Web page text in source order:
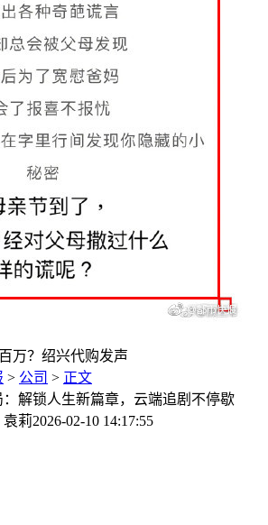
> 公司 > 正文
：解锁人生新篇章，云端追剧不停歇
袁莉2026-02-10 14:17:55